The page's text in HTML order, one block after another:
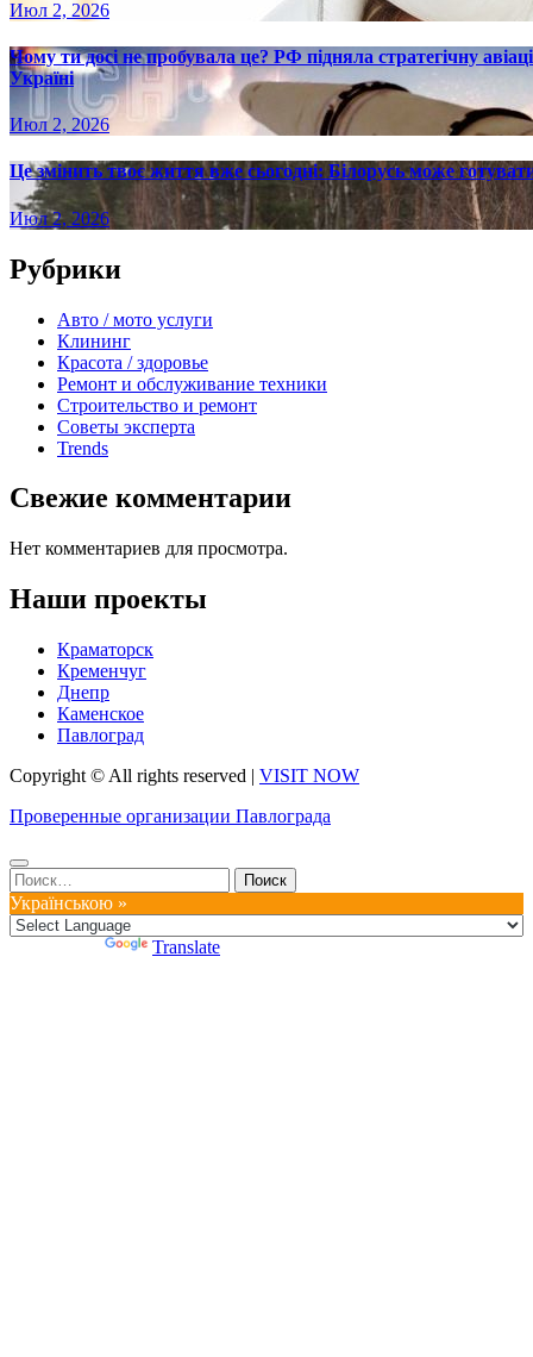
Июл 2, 2026
Чому ти досі не пробувала це? РФ підняла стратегічну
Україні
Июл 2, 2026
Це змінить твоє життя вже сьогодні: Білорусь може
Июл 2, 2026
Рубрики
Авто / мото услуги
Клининг
Красота / здоровье
Ремонт и обслуживание техники
Строительство и ремонт
Советы эксперта
Trends
Свежие комментарии
Нет комментариев для просмотра.
Наши проекты
Краматорск
Кременчуг
Днепр
Каменское
Павлоград
Copyright © All rights reserved | VISIT NOW
Проверенные организации Павлограда
Найти:
Українською »
Translate